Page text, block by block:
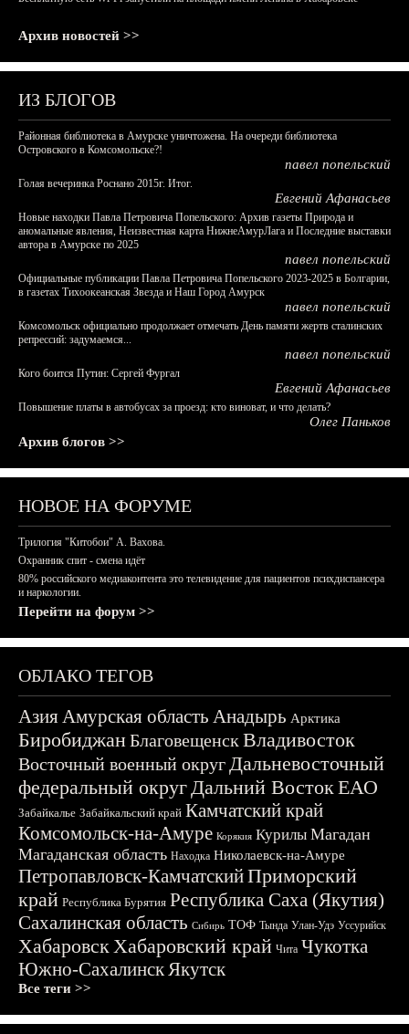
Архив новостей >>
ИЗ БЛОГОВ
Районная библиотека в Амурске уничтожена. На очереди библиотека
Островского в Комсомольске?!
павел попельский
Голая вечеринка Роснано 2015г. Итог.
Евгений Афанасьев
Новые находки Павла Петровича Попельского: Архив газеты Природа и
аномальные явления, Неизвестная карта НижнеАмурЛага и Последние выставки
автора в Амурске по 2025
павел попельский
Официальные публикации Павла Петровича Попельского 2023-2025 в Болгарии,
в газетах Тихоокеанская Звезда и Наш Город Амурск
павел попельский
Комсомольск официально продолжает отмечать День памяти жертв сталинских
репрессий: задумаемся...
павел попельский
Кого боится Путин: Сергей Фургал
Евгений Афанасьев
Повышение платы в автобусах за проезд: кто виноват, и что делать?
Олег Паньков
Архив блогов >>
НОВОЕ НА ФОРУМЕ
Трилогия "Китобои" А. Вахова.
Охранник спит - смена идёт
80% российского медиаконтента это телевидение для пациентов психдиспансера
и наркологии.
Перейти на форум >>
ОБЛАКО ТЕГОВ
АзияАмурская область Анадырь Арктика
БиробиджанБлаговещенскВладивосток
Восточный военный округДальневосточный
федеральный округДальний ВостокЕАО
Забайкалье Забайкальский край Камчатский край
Комсомольск-на-Амуре Корякия Курилы Магадан
Магаданская область Находка Николаевск-на-Амуре
Петропавловск-КамчатскийПриморский
край Республика Бурятия Республика Саха (Якутия)
Сахалинская область Сибирь ТОФ Тында Улан-Удэ Уссурийск
ХабаровскХабаровский край Чита Чукотка
Южно-СахалинскЯкутск
Все теги >>